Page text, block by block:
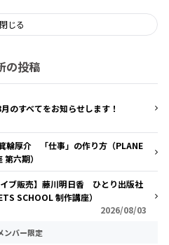
閉じる
の投稿
のすべてをお知らせします！
輪厚介 「仕事」の作り方（PLANE
六期）
イブ販売】藤川明日香 ひとり出版社
SCHOOL 制作講座）
2026/08/03
ンバー限定